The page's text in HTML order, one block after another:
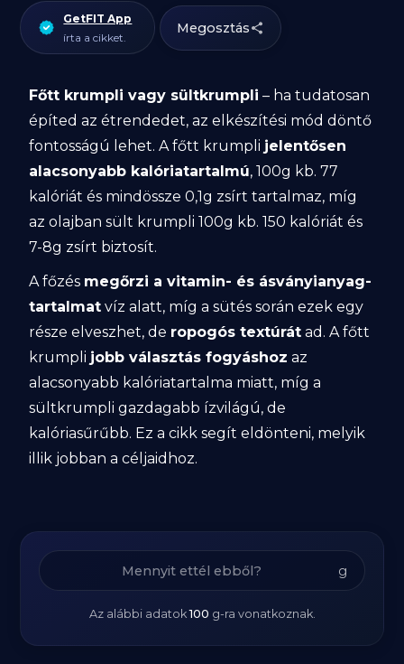
GetFIT App
írta a cikket.
Megosztás
Főtt krumpli vagy sültkrumpli – ha tudatosan
építed az étrendedet, az elkészítési mód döntő
fontosságú lehet. A főtt krumpli jelentősen
alacsonyabb kalóriatartalmú, 100g kb. 77
kalóriát és mindössze 0,1g zsírt tartalmaz, míg
az olajban sült krumpli 100g kb. 150 kalóriát és
7-8g zsírt biztosít.
A főzés megőrzi a vitamin- és ásványianyag-
tartalmat víz alatt, míg a sütés során ezek egy
része elveszhet, de ropogós textúrát ad. A főtt
krumpli jobb választás fogyáshoz az
alacsonyabb kalóriatartalma miatt, míg a
sültkrumpli gazdagabb ízvilágú, de
kalóriasűrűbb. Ez a cikk segít eldönteni, melyik
illik jobban a céljaidhoz.
g
Az alábbi adatok100 g-ra vonatkoznak.